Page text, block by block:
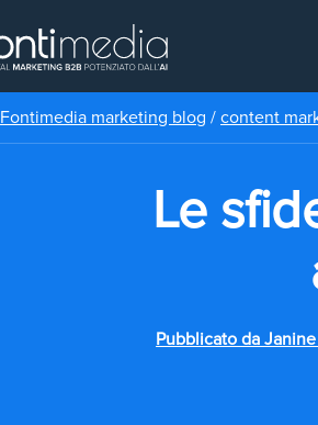
Fontimedia marketing blog / content
Le
Pubblicato da